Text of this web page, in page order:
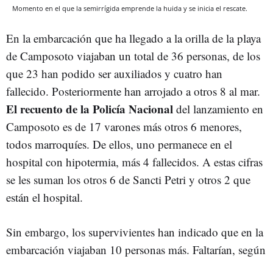
Momento en el que la semirrígida emprende la huida y se inicia el rescate.
En la embarcación que ha llegado a la orilla de la playa
de Camposoto viajaban un total de 36 personas, de los
que 23 han podido ser auxiliados y cuatro han
fallecido. Posteriormente han arrojado a otros 8 al mar.
El recuento de la Policía Nacional del lanzamiento en
Camposoto es de 17 varones más otros 6 menores,
todos marroquíes. De ellos, uno permanece en el
hospital con hipotermia, más 4 fallecidos. A estas cifras
se les suman los otros 6 de Sancti Petri y otros 2 que
están el hospital.
Sin embargo, los supervivientes han indicado que en la
embarcación viajaban 10 personas más. Faltarían, según